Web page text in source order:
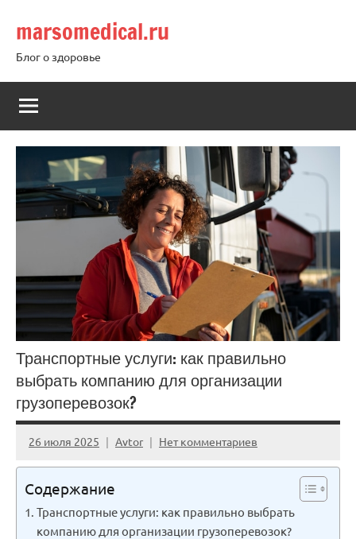
содержимому
marsomedical.ru
Блог о здоровье
Транспортные услуги: как правильно
выбрать компанию для организации
грузоперевозок?
26 июля 2025 Avtor Нет комментариев
Содержание
Транспортные услуги: как правильно выбрать
компанию для организации грузоперевозок?